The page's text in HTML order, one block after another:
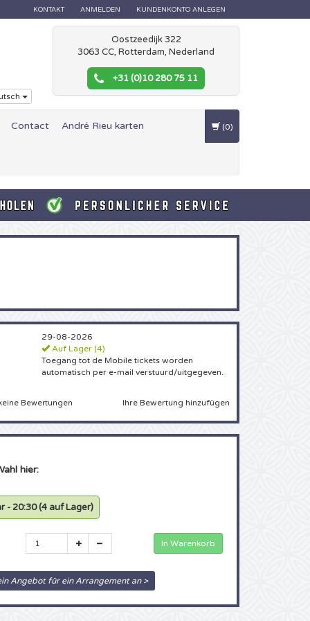
KONTAKT ANMELDEN KUNDENKONTO ANLEGEN
Oostzeedijk 322
3063 CC, Rotterdam, Nederland
+31 (0)10 280 75 11
Contact André Rieu karten (0)
29-08-2026
Auf Lager (4)
Toegang tot de Mobile tickets worden
automatisch per e-mail verstuurd/uitgegeven.
Bewertungen Ihre Bewertung hinzufügen
hier:
- 20:30(4 auf Lager)
Angebot für ein Arrangement an >